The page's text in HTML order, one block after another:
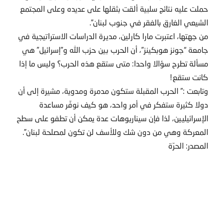
حملت عليه نتائج سلبية ألقت بثقلها على عديده وعلى المجتمع
الشيعي الغارق بالفقر في جنوب لبنان”.
من جهتها، اعتبرت مارا كارلين، مديرة الدراسات الاستراتيجية في
جامعة “جونز هوبكينز”، أن الحرب بين حزب الله و”إسرائيل” هي
مسألة تطرح سؤالا واحدا: متى ستقع هذه الحرب؟ وليس ما إذا
كانت ستقع!
وتابعت :” الحرب المقبلة ستكون مدمرة ومدوية، مشيرة إلى أن
دولا كثيرة ستفكر في أمر واحد، هو كيف نوفّر مساعدة
الإسرائيليين، لذا فإن سيناريوهات عدة يمكن أن تطفو على سطح
المعركة وهي من دون شك وللأسف لن تكون لمصلحة لبنان”.
المصدر: الحرّة